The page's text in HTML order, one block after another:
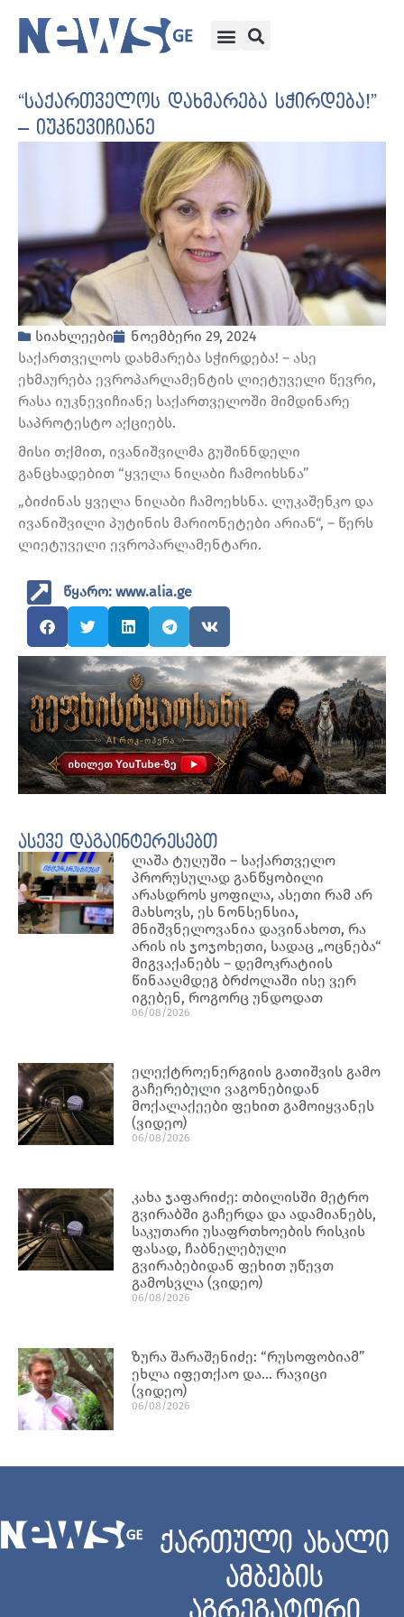
“საქართველოს დახმარება სჭირდება!”
– იუკნევიჩიანე
სიახლეები
ნოემბერი 29, 2024
საქართველოს დახმარება სჭირდება! – ასე
ეხმაურება ევროპარლამენტის ლიეტუველი წევრი,
რასა იუკნევიჩიანე საქართველოში მიმდინარე
საპროტესტო აქციებს.
მისი თქმით, ივანიშვილმა გუშინნდელი
განცხადებით “ყველა ნიღაბი ჩამოიხსნა”
„ბიძინას ყველა ნიღაბი ჩამოეხსნა. ლუკაშენკო და
ივანიშვილი პუტინის მარიონეტები არიან“, – წერს
ლიეტუველი ევროპარლამენტარი.
წყარო: www.alia.ge
ასევე დაგაინტერესებთ
ლაშა ტუღუში – საქართველო
პრორუსულად განწყობილი
არასდროს ყოფილა, ასეთი რამ არ
მახსოვს, ეს ნონსენსია,
მნიშვნელოვანია დავინახოთ, რა
არის ის ჯოჯოხეთი, სადაც „ოცნება“
მიგვაქანებს – დემოკრატიის
წინააღმდეგ ბრძოლაში ისე ვერ
იგებენ, როგორც უნდოდათ
06/08/2026
ელექტროენერგიის გათიშვის გამო
გაჩერებული ვაგონებიდან
მოქალაქეები ფეხით გამოიყვანეს
(ვიდეო)
06/08/2026
კახა ჯაფარიძე: თბილისში მეტრო
გვირაბში გაჩერდა და ადამიანებს,
საკუთარი უსაფრთხოების რისკის
ფასად, ჩაბნელებული
გვირაბებიდან ფეხით უწევთ
გამოსვლა (ვიდეო)
06/08/2026
ზურა შარაშენიძე: “რუსოფობიამ”
ეხლა იფეთქაო და… რავიცი
(ვიდეო)
06/08/2026
ქართული ახალი
ამბების